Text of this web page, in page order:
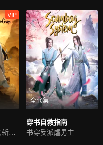
VIP
仙门少年为民除害斩邪祟
全10集
穿书自救指南
书穿反派虐男主